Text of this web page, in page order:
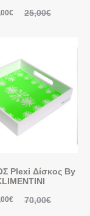
25,00€
€
Plexi Δίσκος By
70,00€
€